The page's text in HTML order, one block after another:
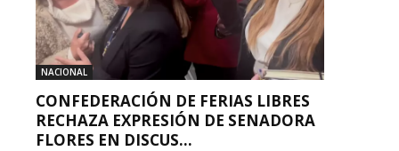
NACIONAL
CONFEDERACIÓN DE FERIAS LIBRES
RECHAZA EXPRESIÓN DE SENADORA
FLORES EN DISCUS...